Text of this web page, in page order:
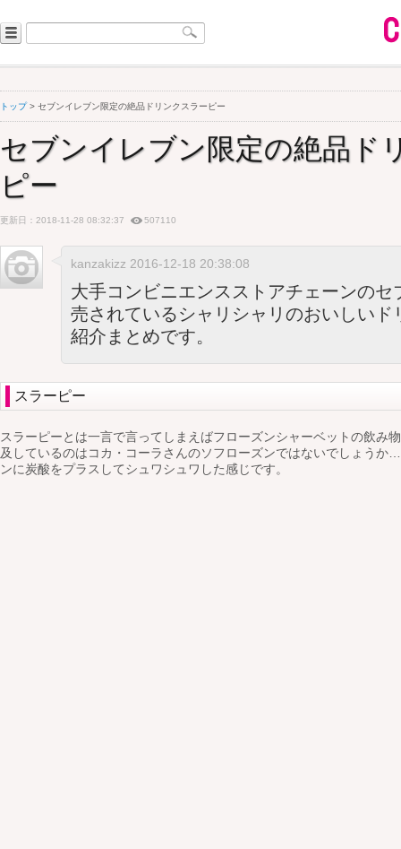
トップ> セブンイレブン限定の絶品ドリンクスラーピー
セブンイレブン限定の絶品ド
ピー
更新日：2018-11-28 08:32:37 507110
kanzakizz 2016-12-18 20:38:08
大手コンビニエンスストアチェーンのセ
売されているシャリシャリのおいしいド
紹介まとめです。
スラーピー
スラーピーとは一言で言ってしまえばフローズンシャーベットの飲み
及しているのはコカ・コーラさんのソフローズンではないでしょうか
ンに炭酸をプラスしてシュワシュワした感じです。